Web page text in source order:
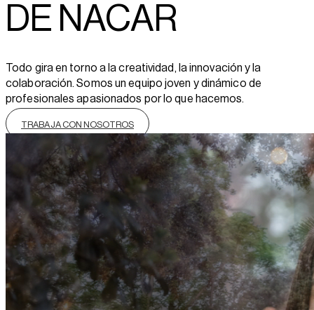
DE NACAR
Todo gira en torno a la creatividad, la innovación y la
colaboración. Somos un equipo joven y dinámico de
profesionales apasionados por lo que hacemos.
TRABAJA CON NOSOTROS